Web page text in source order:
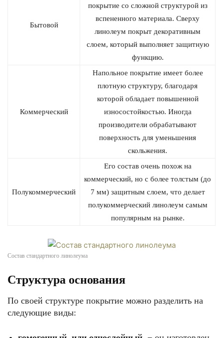
Бытовой
покрытие со сложной структурой из
вспененного материала. Сверху
линолеум покрыт декоративным
слоем, который выполняет защитную
функцию.
Коммерческий
Напольное покрытие имеет более
плотную структуру, благодаря
которой обладает повышенной
износостойкостью. Иногда
производители обрабатывают
поверхность для уменьшения
скольжения.
Полукоммерческий
Его состав очень похож на
коммерческий, но с более толстым (до
7 мм) защитным слоем, что делает
полукоммерческий линолеум самым
популярным на рынке.
Состав стандартного линолеума
Структура основания
По своей структуре покрытие можно разделить на
следующие виды: